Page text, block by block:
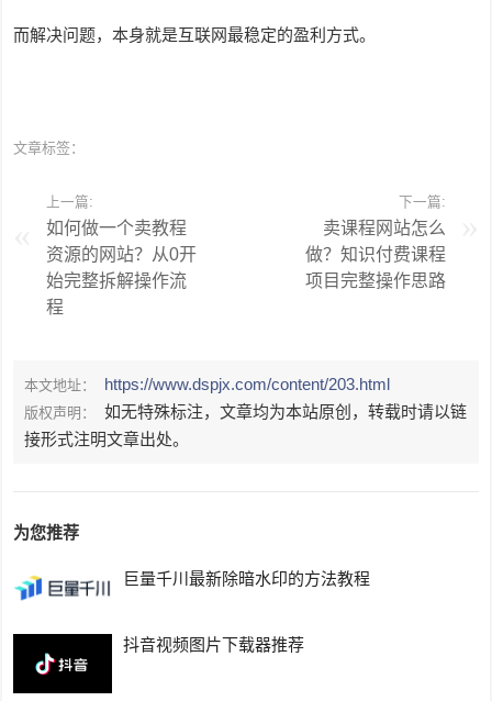
而解决问题，本身就是互联网最稳定的盈利方式。
文章标签：
上一篇:
如何做一个卖教程
资源的网站？从0开
始完整拆解操作流
程
下一篇:
卖课程网站怎么
做？知识付费课程
项目完整操作思路
本文地址： https://www.dspjx.com/content/203.html
版权声明：
如无特殊标注，文章均为本站原创，转载时请以链
接形式注明文章出处。
为您推荐
巨量千川最新除暗水印的方法教程
抖音视频图片下载器推荐